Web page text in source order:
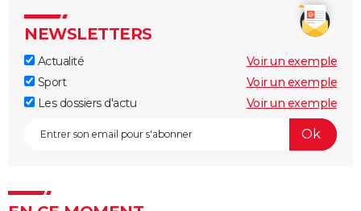
NEWSLETTERS
Actualité
Voir un exemple
Sport
Voir un exemple
Les dossiers d'actu
Voir un exemple